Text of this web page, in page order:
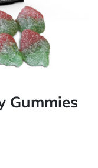
Gummies